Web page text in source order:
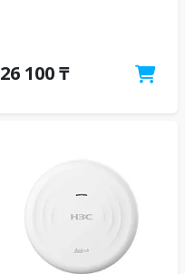
26 100 ₸